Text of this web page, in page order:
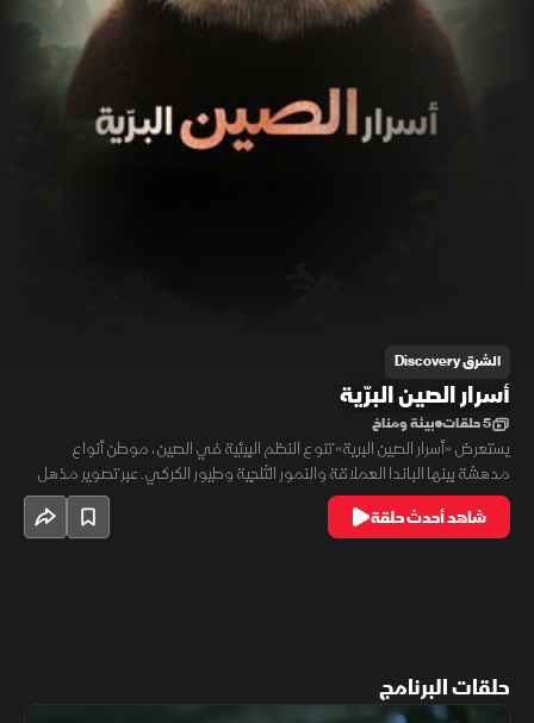
الشرق Discovery
أسرار الصين البرّية
5 حلقات بيئة ومناخ
يستعرض «أسرار الصين البرية» تنوع النظم البيئية في الصين، موطن أنواع
مدهشة بينها الباندا العملاقة والنمور الثلجية وطيور الكركي. عبر تصوير مذهل
وأبحاث علمية دقيقة، يكشف الفيلم عن التحديات التي تواجه هذه الكائنات في
مواجهة تغيّر المناخ وتدخل الإنسان، ويسلط الضوء على جهود الحماية الوطنية
شاهد أحدث حلقة
حلقات البرنامج